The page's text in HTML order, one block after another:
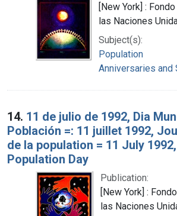
[New York] :
las Naciones
Subject(s):
Population
Anniversaries and
14. 11 de julio de 1992, Dia
Población =: 11 juillet 1992,
de la population = 11 July
Population Day
Publication:
[New York] :
las Naciones